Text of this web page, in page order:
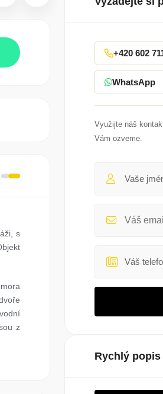
s
z
+420 602
WhatsApp
Využijte náš
Vám ozveme.
Rychlý popis